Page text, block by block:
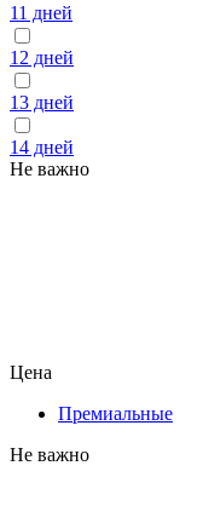
11 дней
12 дней
13 дней
14 дней
Не важно
Цена
Премиальные
Не важно